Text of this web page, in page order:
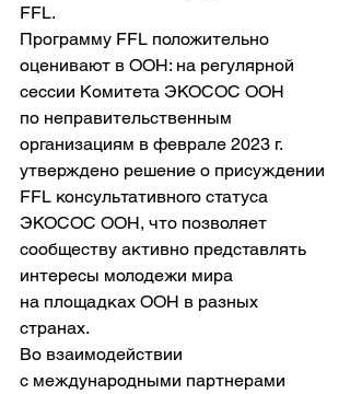
FFL.
Программу FFL положительно
оценивают в ООН: на регулярной
сессии Комитета ЭКОСОС ООН
по неправительственным
организациям в феврале 2023 г.
утверждено решение о присуждении
FFL консультативного статуса
ЭКОСОС ООН, что позволяет
сообществу активно представлять
интересы молодежи мира
на площадках ООН в разных
странах.
Во взаимодействии
с международными партнерами